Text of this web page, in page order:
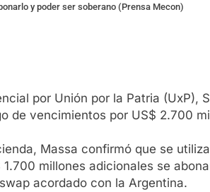
y poder ser soberano (Prensa Mecon)
por Unión por la Patria (UxP),
de vencimientos por US$ 2.700
Massa confirmó que se
millones adicionales se
acordado con la Argentina.